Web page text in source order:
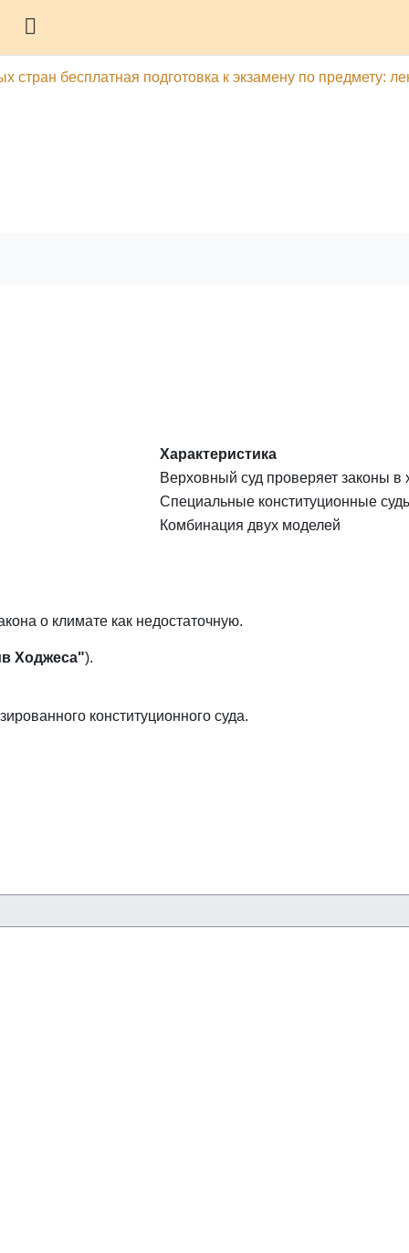
стран бесплатная подготовка к экзамену по предмету:
Характеристика
Верховный суд проверяет законы в
Специальные конституционные
Комбинация двух моделей
о климате как недостаточную.
Ходжеса").
конституционного суда.